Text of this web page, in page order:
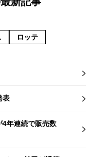
ロッテ
表
4年連続で販売数